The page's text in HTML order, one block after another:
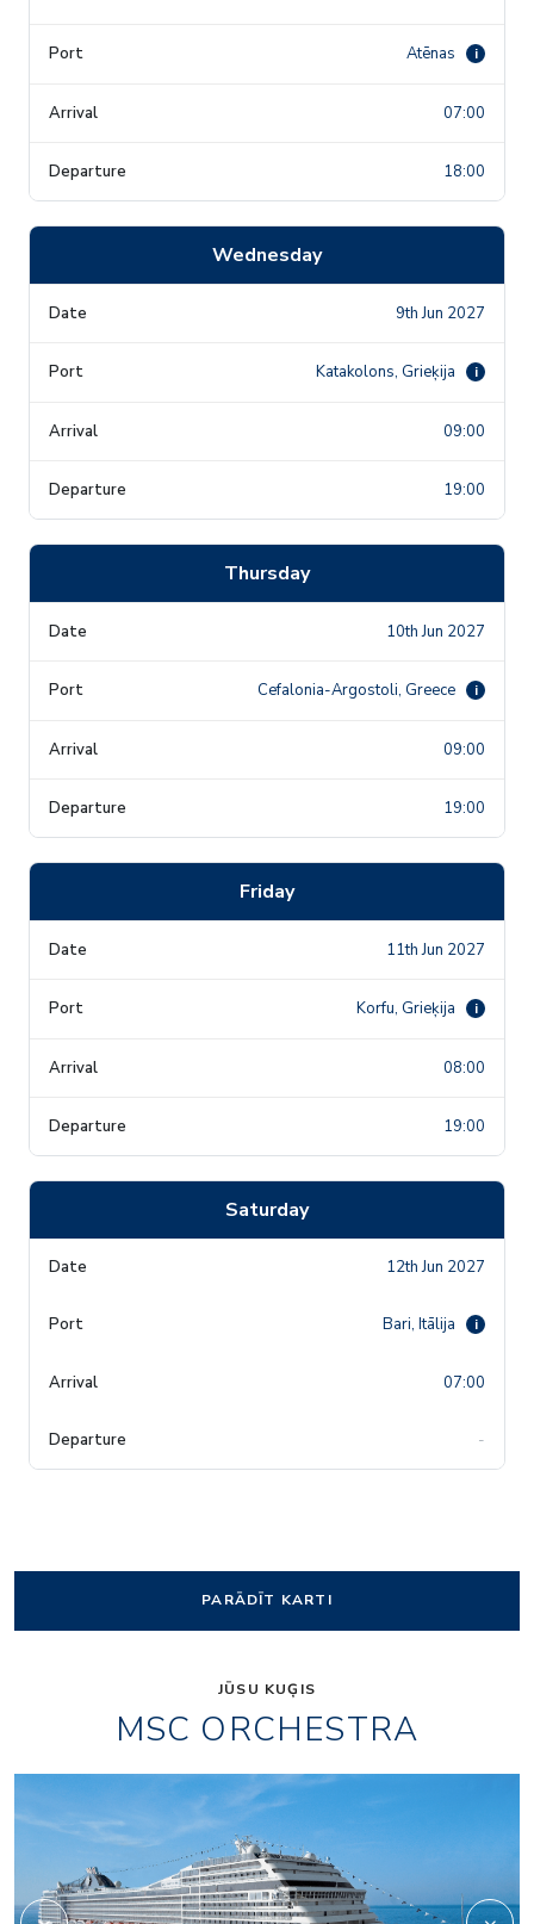
Atēnas i
07:00
18:00
Wednesday
9th Jun 2027
Katakolons, Grieķija i
09:00
19:00
Thursday
10th Jun 2027
Cefalonia-Argostoli, Greece i
09:00
19:00
Friday
11th Jun 2027
Korfu, Grieķija i
08:00
19:00
Saturday
12th Jun 2027
Bari, Itālija i
07:00
-
PARĀDĪT KARTI
JŪSU KUĢIS
MSC ORCHESTRA